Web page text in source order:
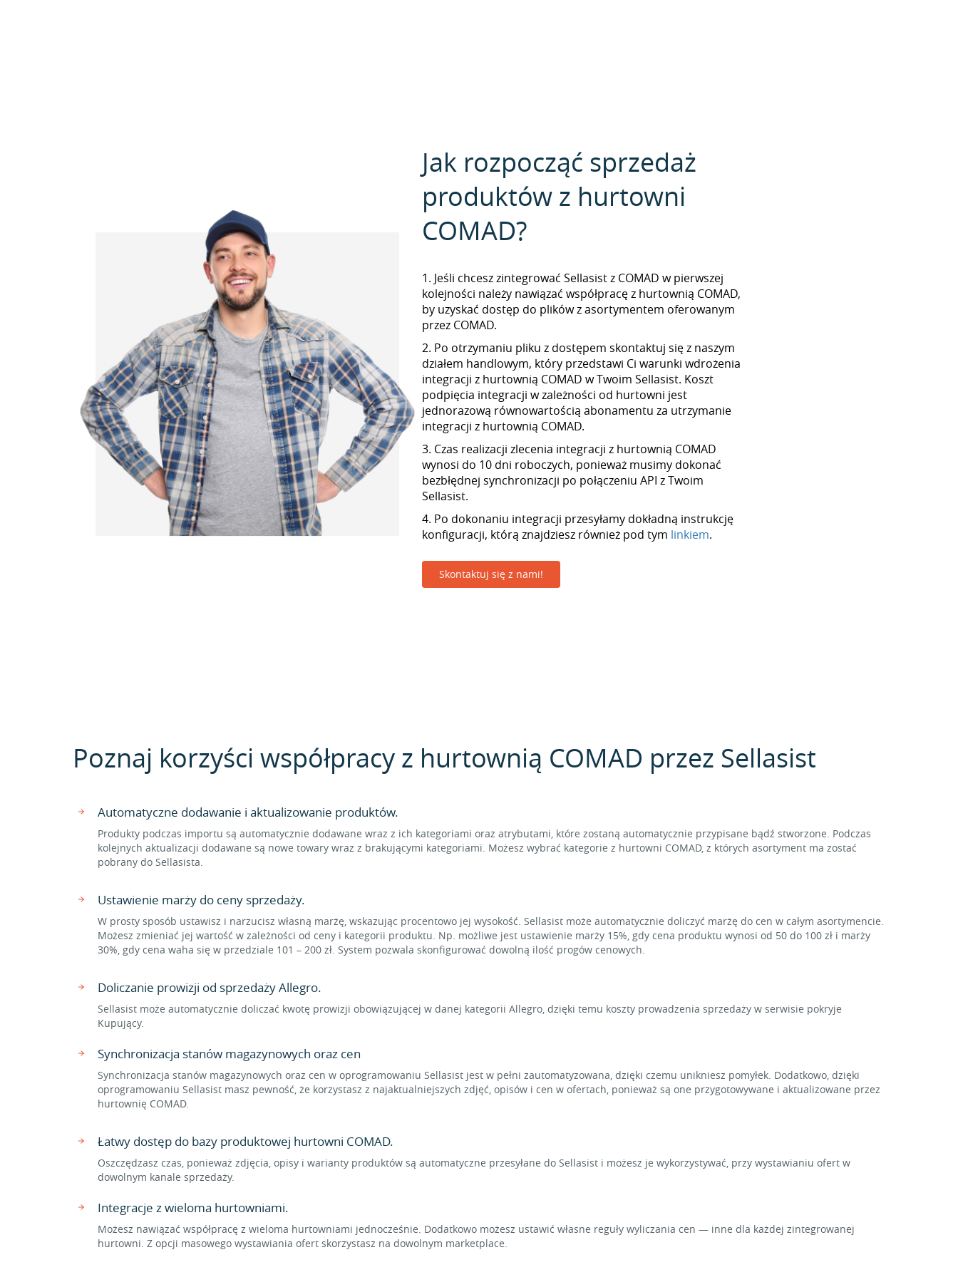
Jak rozpocząć sprzedaż
produktów z hurtowni
COMAD?
1. Jeśli chcesz zintegrować Sellasist z COMAD w pierwszej
kolejności należy nawiązać współpracę z hurtownią COMAD,
by uzyskać dostęp do plików z asortymentem oferowanym
przez COMAD.
2. Po otrzymaniu pliku z dostępem skontaktuj się z naszym
działem handlowym, który przedstawi Ci warunki wdrożenia
integracji z hurtownią COMAD w Twoim Sellasist. Koszt
podpięcia integracji w zależności od hurtowni jest
jednorazową równowartością abonamentu za utrzymanie
integracji z hurtownią COMAD.
3. Czas realizacji zlecenia integracji z hurtownią COMAD
wynosi do 10 dni roboczych, ponieważ musimy dokonać
bezbłędnej synchronizacji po połączeniu API z Twoim
Sellasist.
4. Po dokonaniu integracji przesyłamy dokładną instrukcję
konfiguracji, którą znajdziesz również pod tym linkiem.
Skontaktuj się z nami!
Poznaj korzyści współpracy z hurtownią COMAD przez Sellasist
Automatyczne dodawanie i aktualizowanie produktów.
Produkty podczas importu są automatycznie dodawane wraz z ich kategoriami oraz atrybutami, które zostaną automatycznie przypisane bądź stworzone. Podczas
kolejnych aktualizacji dodawane są nowe towary wraz z brakującymi kategoriami. Możesz wybrać kategorie z hurtowni COMAD, z których asortyment ma zostać
pobrany do Sellasista.
Ustawienie marży do ceny sprzedaży.
W prosty sposób ustawisz i narzucisz własną marżę, wskazując procentowo jej wysokość. Sellasist może automatycznie doliczyć marżę do cen w całym asortymencie.
Możesz zmieniać jej wartość w zależności od ceny i kategorii produktu. Np. możliwe jest ustawienie marży 15%, gdy cena produktu wynosi od 50 do 100 zł i marży
30%, gdy cena waha się w przedziale 101 – 200 zł. System pozwala skonfigurować dowolną ilość progów cenowych.
Doliczanie prowizji od sprzedaży Allegro.
Sellasist może automatycznie doliczać kwotę prowizji obowiązującej w danej kategorii Allegro, dzięki temu koszty prowadzenia sprzedaży w serwisie pokryje
Kupujący.
Synchronizacja stanów magazynowych oraz cen
Synchronizacja stanów magazynowych oraz cen w oprogramowaniu Sellasist jest w pełni zautomatyzowana, dzięki czemu unikniesz pomyłek. Dodatkowo, dzięki
oprogramowaniu Sellasist masz pewność, że korzystasz z najaktualniejszych zdjęć, opisów i cen w ofertach, ponieważ są one przygotowywane i aktualizowane przez
hurtownię COMAD.
Łatwy dostęp do bazy produktowej hurtowni COMAD.
Oszczędzasz czas, ponieważ zdjęcia, opisy i warianty produktów są automatyczne przesyłane do Sellasist i możesz je wykorzystywać, przy wystawianiu ofert w
dowolnym kanale sprzedaży.
Integracje z wieloma hurtowniami.
Możesz nawiązać współpracę z wieloma hurtowniami jednocześnie. Dodatkowo możesz ustawić własne reguły wyliczania cen — inne dla każdej zintegrowanej
hurtowni. Z opcji masowego wystawiania ofert skorzystasz na dowolnym marketplace.